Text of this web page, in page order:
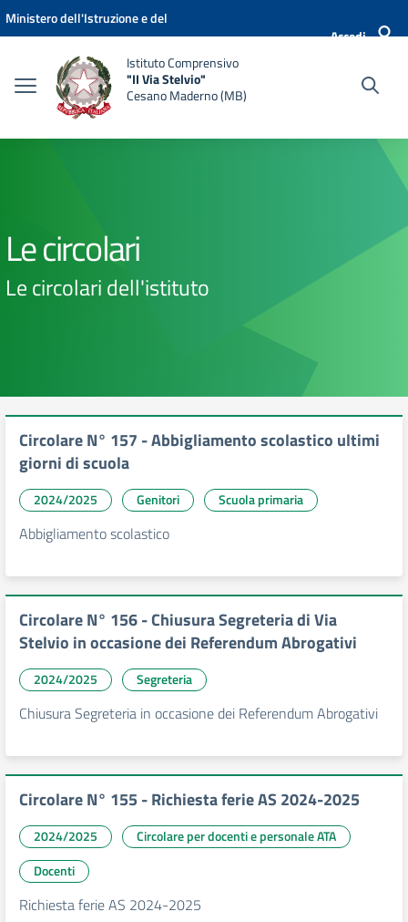
Vai ai contenuti
Vai al menu di navigazione
Vai al footer
Ministero dell'Istruzione e del
Accedi
Istituto Comprensivo
"II Via Stelvio"
Cesano Maderno (MB)
Le circolari
Le circolari dell'istituto
Circolare N° 157 - Abbigliamento scolastico ultimi
giorni di scuola
2024/2025 Genitori Scuola primaria
Abbigliamento scolastico
Circolare N° 156 - Chiusura Segreteria di Via
Stelvio in occasione dei Referendum Abrogativi
2024/2025 Segreteria
Chiusura Segreteria in occasione dei Referendum Abrogativi
Circolare N° 155 - Richiesta ferie AS 2024-2025
2024/2025
Circolare per docenti e personale ATA
Docenti
Richiesta ferie AS 2024-2025